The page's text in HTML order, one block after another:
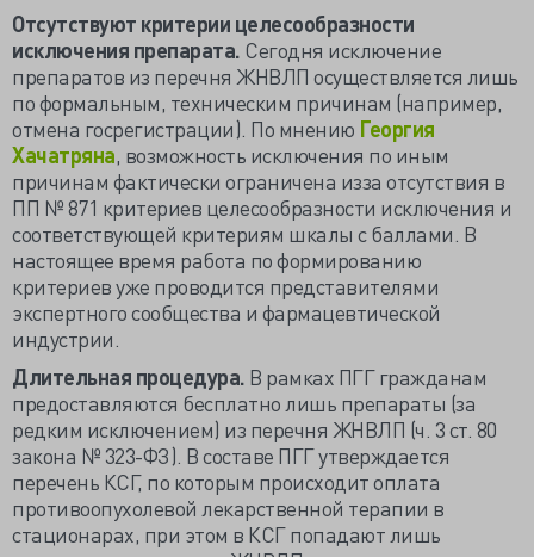
Отсутствуют критерии целесообразности
исключения препарата. Сегодня исключение
препаратов из перечня ЖНВЛП осуществляется лишь
по формальным, техническим причинам (например,
отмена госрегистрации). По мнению Георгия
Хачатряна, возможность исключения по иным
причинам фактически ограничена изза отсутствия в
ПП № 871 критериев целесообразности исключения и
соответствующей критериям шкалы с баллами. В
настоящее время работа по формированию
критериев уже проводится представителями
экспертного сообщества и фармацевтической
индустрии.
Длительная процедура. В рамках ПГГ гражданам
предоставляются бесплатно лишь препараты (за
редким исключением) из перечня ЖНВЛП (ч. 3 ст. 80
закона № 323-ФЗ). В составе ПГГ утверждается
перечень КСГ, по которым происходит оплата
противоопухолевой лекарственной терапии в
стационарах, при этом в КСГ попадают лишь